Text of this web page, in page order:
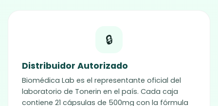
🔒
Distribuidor Autorizado
Biomédica Lab es el representante oficial del
laboratorio de Tonerin en el país. Cada caja
contiene 21 cápsulas de 500mg con la fórmula